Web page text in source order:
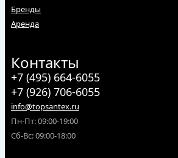
Бренды
Аренда
Контакты
+7 (495) 664-6055
+7 (926) 706-6055
info@topsantex.ru
Пн-Пт: 09:00-19:00
Сб-Вс: 09:00-18:00